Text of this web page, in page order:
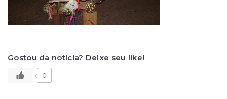
Gostou da notícia? Deixe seu like!
0